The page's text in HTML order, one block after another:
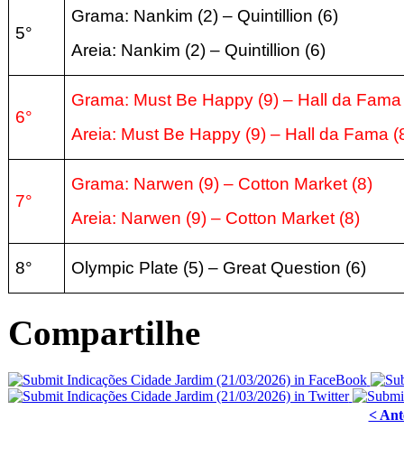
5°
Grama: Nankim (2) – Quintillion (6)
Areia: Nankim (2) – Quintillion (6)
6°
Grama: Must Be Happy (9) – Hall da
Areia: Must Be Happy (9) – Hall da Fama
7°
Grama: Narwen (9) – Cotton Market (8)
Areia: Narwen (9) – Cotton Market (8)
8° Olympic Plate (5) – Great Question (6)
Compartilhe
<